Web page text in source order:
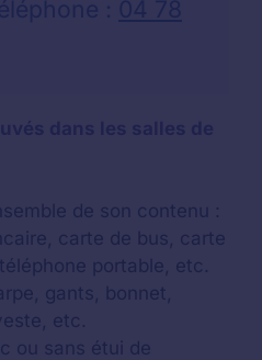
de son contenu :
carte de bus, carte
portable, etc.
gants, bonnet,
etc.
ou sans étui de